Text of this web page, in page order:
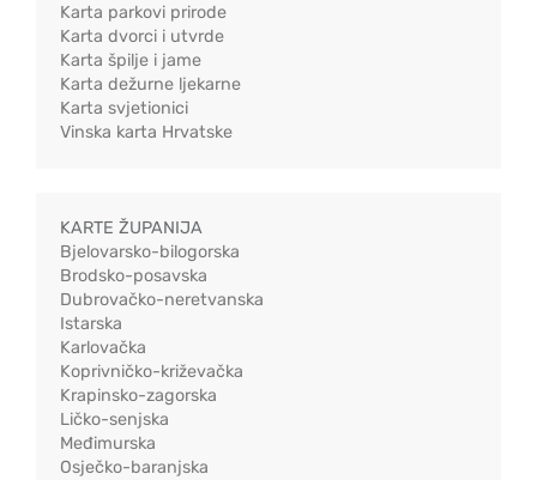
Karta parkovi prirode
Karta dvorci i utvrde
Karta špilje i jame
Karta dežurne ljekarne
Karta svjetionici
Vinska karta Hrvatske
KARTE ŽUPANIJA
Bjelovarsko-bilogorska
Brodsko-posavska
Dubrovačko-neretvanska
Istarska
Karlovačka
Koprivničko-križevačka
Krapinsko-zagorska
Ličko-senjska
Međimurska
Osječko-baranjska